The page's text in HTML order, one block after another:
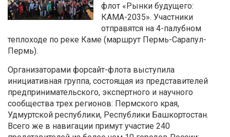
флот «Рынки будущего:
КАМА-2035». Участники
отправятся на 4-палубном
теплоходе по реке Каме (маршрут Пермь-Сарапул-
Пермь).
Организаторами форсайт-флота выступила
инициативная группа, состоящая из представителей
предпринимательского, экспертного и научного
сообщества трех регионов: Пермского края,
Удмуртской республики, Республики Башкортостан.
Всего же в навигации примут участие 240